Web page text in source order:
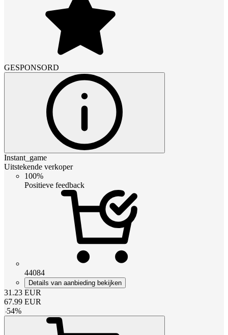
GESPONSORD
Instant_game
Uitstekende verkoper
100%
Positieve feedback
44084
Details van aanbieding bekijken
31.23 EUR
67.99 EUR
-54%